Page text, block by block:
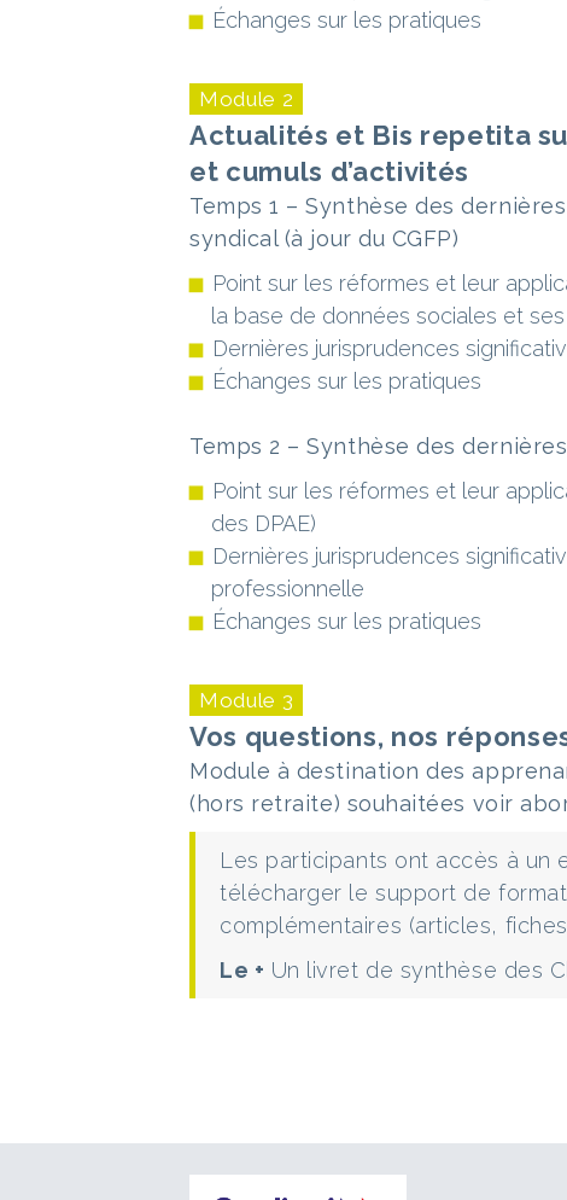
Échanges sur les pratiques
Module 2
Actualités et Bis repetita
et cumuls d’activités
Temps 1 – Synthèse des
syndical (à jour du CGFP)
Point sur les réformes et leur
la base de données sociales et
Dernières jurisprudences
Échanges sur les pratiques
Temps 2 – Synthèse des
Point sur les réformes et leur
des DPAE)
Dernières jurisprudences
professionnelle
Échanges sur les pratiques
Module 3
Vos questions, nos
Module à destination des
(hors retraite) souhaitées voir
Les participants ont accès à un
télécharger le support de
complémentaires (articles,
Le + Un livret de synthèse des